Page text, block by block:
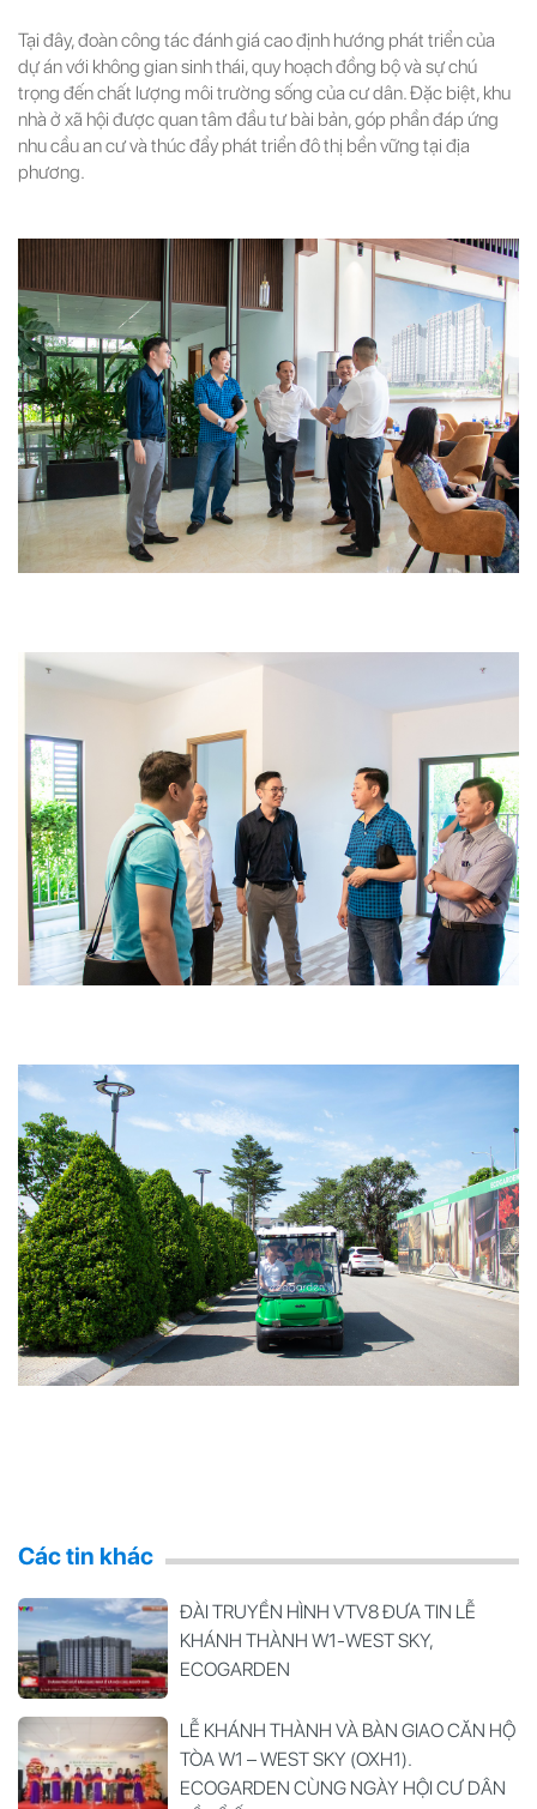
Tại đây, đoàn công tác đánh giá cao định hướng phát triển của
dự án với không gian sinh thái, quy hoạch đồng bộ và sự chú
trọng đến chất lượng môi trường sống của cư dân. Đặc biệt, khu
nhà ở xã hội được quan tâm đầu tư bài bản, góp phần đáp ứng
nhu cầu an cư và thúc đẩy phát triển đô thị bền vững tại địa
phương.
Các tin khác
ĐÀI TRUYỀN HÌNH VTV8 ĐƯA TIN LỄ
KHÁNH THÀNH W1-WEST SKY,
ECOGARDEN
LỄ KHÁNH THÀNH VÀ BÀN GIAO CĂN HỘ
TÒA W1 – WEST SKY (OXH1).
ECOGARDEN CÙNG NGÀY HỘI CƯ DÂN